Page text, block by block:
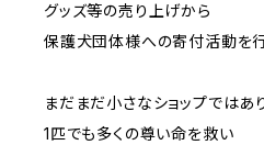
グッズ等の売り上げから
保護犬団体様への寄付活動を行
まだまだ小さなショップではあ
1匹でも多くの尊い命を救い